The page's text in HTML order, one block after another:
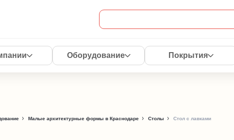
Оборудование Покрытия
Малые архитектурные формы в Краснодаре Столы Стол с лавками